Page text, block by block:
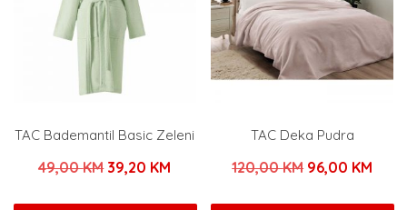
TAC Bademantil Basic Zeleni
49,00KM Izvorna
39,20 KM Trenutna
TAC Deka Pudra
120,00KM Izvorna
96,00 KM